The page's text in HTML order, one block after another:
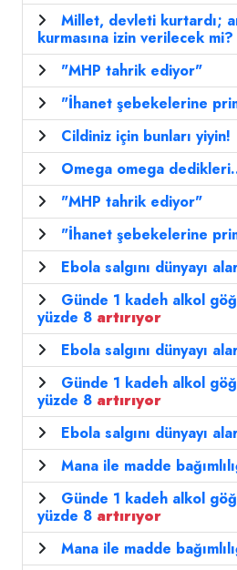
Millet, devleti kurtardı;
kurmasına izin verilecek mi?
"MHP tahrik ediyor"
"İhanet şebekelerine
Cildiniz için bunları yiyin!
Omega omega
"MHP tahrik ediyor"
"İhanet şebekelerine
Ebola salgını dünyayı
Günde 1 kadeh alkol
yüzde 8 artırıyor
Ebola salgını dünyayı
Günde 1 kadeh alkol
yüzde 8 artırıyor
Ebola salgını dünyayı
Mana ile madde
Günde 1 kadeh alkol
yüzde 8 artırıyor
Mana ile madde